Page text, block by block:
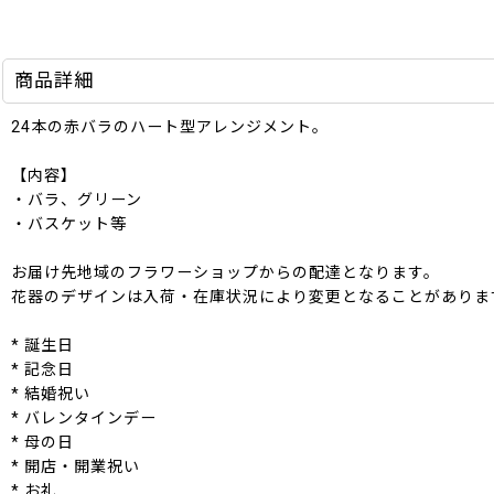
商品詳細
24本の赤バラのハート型アレンジメント。
【内容】
・バラ、グリーン
・バスケット等
お届け先地域のフラワーショップからの配達となります。
花器のデザインは入荷・在庫状況により変更となることがありま
* 誕生日
* 記念日
* 結婚祝い
* バレンタインデー
* 母の日
* 開店・開業祝い